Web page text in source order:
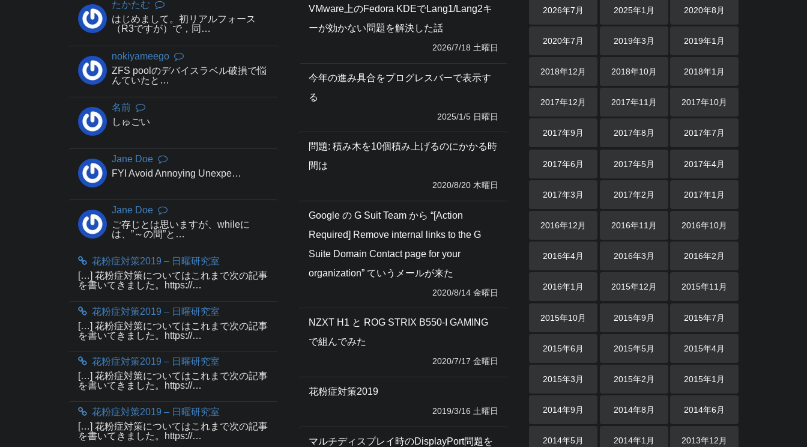
たかたむ
はじめまして。初リアルフォース
（R3ですが）で，同…
nokiyameego
ZFS poolのデバイスラベル破損で悩
んていたと…
名前
しゅごい
Jane Doe
FYI Avoid Annoying Unexpe…
Jane Doe
ご存じとは思いますが、whileに
は、”～の間”と…
花粉症対策2019 – 日曜研究室
[…] 花粉症対策についてはこれまで次の記事
を書いてきました。https://…
花粉症対策2019 – 日曜研究室
[…] 花粉症対策についてはこれまで次の記事
を書いてきました。https://…
花粉症対策2019 – 日曜研究室
[…] 花粉症対策についてはこれまで次の記事
を書いてきました。https://…
花粉症対策2019 – 日曜研究室
[…] 花粉症対策についてはこれまで次の記事
を書いてきました。https://…
VMware上のFedora KDEでLang1/Lang2キ
ーが効かない問題を解決した話
2026/7/18 土曜日
今年の進み具合をプログレスバーで表示す
る
2025/1/5 日曜日
問題: 積み木を10個積み上げるのにかかる時
間は
2020/8/20 木曜日
Google の G Suit Team から “[Action
Required] Remove internal links to the G
Suite Domain Contact page for your
organization” ていうメールが来た
2020/8/14 金曜日
NZXT H1 と ROG STRIX B550-I GAMING
で組んでみた
2020/7/17 金曜日
花粉症対策2019
2019/3/16 土曜日
マルチディスプレイ時のDisplayPort問題を
2026年7月 2025年1月 2020年8月
2020年7月 2019年3月 2019年1月
2018年12月 2018年10月 2018年1月
2017年12月 2017年11月 2017年10月
2017年9月 2017年8月 2017年7月
2017年6月 2017年5月 2017年4月
2017年3月 2017年2月 2017年1月
2016年12月 2016年11月 2016年10月
2016年4月 2016年3月 2016年2月
2016年1月 2015年12月 2015年11月
2015年10月 2015年9月 2015年7月
2015年6月 2015年5月 2015年4月
2015年3月 2015年2月 2015年1月
2014年9月 2014年8月 2014年6月
2014年5月 2014年1月 2013年12月